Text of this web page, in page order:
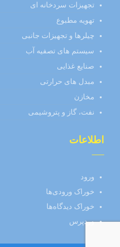
تجهیزات سردخانه ای
تهویه مطبوع
چیلرها و تجهیزات جانبی
سیستم های تصفیه آب
صنایع غذایی
مبدل های حرارتی
مخازن
نفت، گاز و پتروشیمی
اطلاعات
ورود
خوراک ورودی‌ها
خوراک دیدگاه‌ها
وردپرس